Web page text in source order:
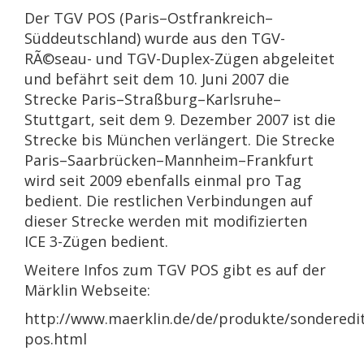
Der TGV POS (Paris–Ostfrankreich–
Süddeutschland) wurde aus den TGV-
RÃ©seau- und TGV-Duplex-Zügen abgeleitet
und befährt seit dem 10. Juni 2007 die
Strecke Paris–Straßburg–Karlsruhe–
Stuttgart, seit dem 9. Dezember 2007 ist die
Strecke bis München verlängert. Die Strecke
Paris–Saarbrücken–Mannheim–Frankfurt
wird seit 2009 ebenfalls einmal pro Tag
bedient. Die restlichen Verbindungen auf
dieser Strecke werden mit modifizierten
ICE 3-Zügen bedient.
Weitere Infos zum TGV POS gibt es auf der
Märklin Webseite:
http://www.maerklin.de/de/produkte/
pos.html